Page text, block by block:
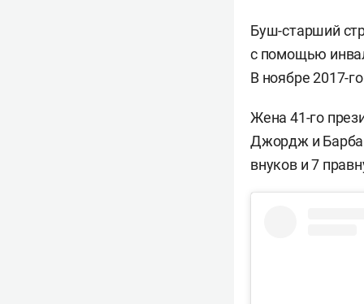
Буш-старший
с помощью
В ноябре 2017-
Жена 41-го
Джордж и
внуков и 7